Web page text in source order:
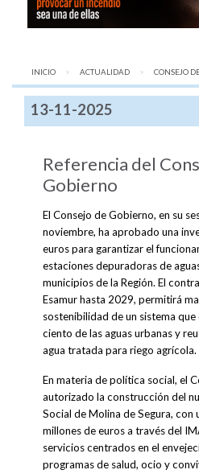
INICIO ACTUALIDAD AQUÍ:
CONSEJO
13-11-2025
Referencia del
Gobierno
El Consejo de Gobierno, en su
noviembre, ha aprobado una
euros para garantizar el
estaciones depuradoras de
municipios de la Región. El
Esamur hasta 2029, permitirá
sostenibilidad de un sistema
ciento de las aguas urbanas y
agua tratada para riego agrícola.
En materia de política social, el
autorizado la construcción del
Social de Molina de Segura, con
millones de euros a través del
servicios centrados en el
programas de salud, ocio y